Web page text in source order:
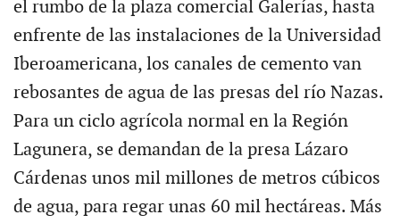
el rumbo de la plaza comercial Galerías, hasta
enfrente de las instalaciones de la Universidad
Iberoamericana, los canales de cemento van
rebosantes de agua de las presas del río Nazas.
Para un ciclo agrícola normal en la Región
Lagunera, se demandan de la presa Lázaro
Cárdenas unos mil millones de metros cúbicos
de agua, para regar unas 60 mil hectáreas. Más